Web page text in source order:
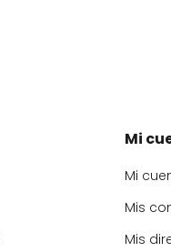
Mi
Mi
Mis
Mis